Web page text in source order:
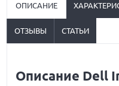
ОПИСАНИЕ
ОТЗЫВЫ СТАТЬИ
Описание Dell